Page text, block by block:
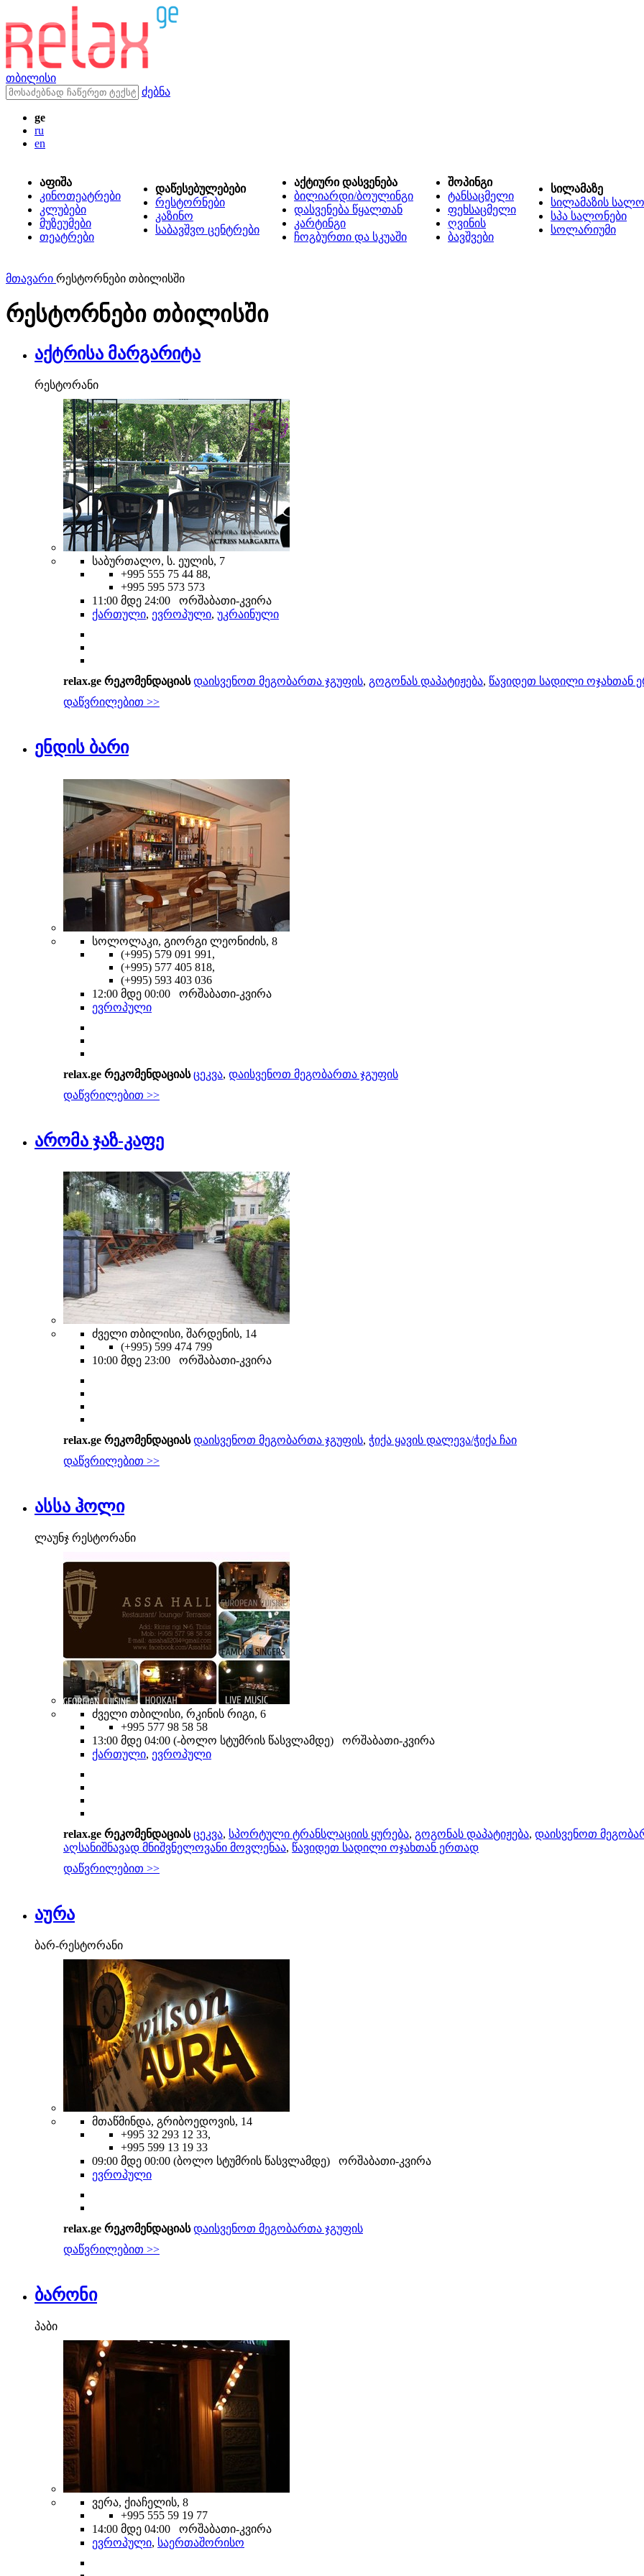
თბილისი
ძებნა
ge
ru
en
აფიშა
კინოთეატრები
კლუბები
მუზეუმები
თეატრები
დაწესებულებები
რესტორნები
კაზინო
საბავშვო ცენტრები
აქტიური დასვენება
ბილიარდი/ბოულინგი
დასვენება წყალთან
კარტინგი
ჩოგბურთი და სკუაში
შოპინგი
ტანსაცმელი
ფეხსაცმელი
ღვინის
ბავშვები
სილამაზე
სილამაზის
სპა სალონები
სოლარიუმი
მთავარი რესტორნები თბილისში
რესტორნები თბილისში
აქტრისა მარგარიტა
რესტორანი
საბურთალო, ს. ეულის, 7
+995 555 75 44 88,
+995 595 573 573
11:00 მდე 24:00 ორშაბათი-კვირა
ქართული, ევროპული, უკრაინული
relax.ge რეკომენდაციას დაისვენოთ მეგობართა ჯგუფის, გოგონას დაპატიჟება, წავიდეთ სადილი ოჯახთან
დაწვრილებით >>
ენდის ბარი
სოლოლაკი, გიორგი ლეონიძის, 8
(+995) 579 091 991,
(+995) 577 405 818,
(+995) 593 403 036
12:00 მდე 00:00 ორშაბათი-კვირა
ევროპული
relax.ge რეკომენდაციას ცეკვა, დაისვენოთ მეგობართა ჯგუფის
დაწვრილებით >>
არომა ჯაზ-კაფე
ძველი თბილისი, შარდენის, 14
(+995) 599 474 799
10:00 მდე 23:00 ორშაბათი-კვირა
relax.ge რეკომენდაციას დაისვენოთ მეგობართა ჯგუფის, ჭიქა ყავის დალევა/ჭიქა ჩაი
დაწვრილებით >>
ასსა ჰოლი
ლაუნჯ რესტორანი
ძველი თბილისი, რკინის რიგი, 6
+995 577 98 58 58
13:00 მდე 04:00 (-ბოლო სტუმრის წასვლამდე) ორშაბათი-კვირა
ქართული, ევროპული
relax.ge რეკომენდაციას ცეკვა, სპორტული ტრანსლაციის ყურება, გოგონას დაპატიჟება, დაისვენოთ
აღსანიშნავად მნიშვნელოვანი მოვლენაა, წავიდეთ სადილი ოჯახთან ერთად
დაწვრილებით >>
აურა
ბარ-რესტორანი
მთაწმინდა, გრიბოედოვის, 14
+995 32 293 12 33,
+995 599 13 19 33
09:00 მდე 00:00 (ბოლო სტუმრის წასვლამდე) ორშაბათი-კვირა
ევროპული
relax.ge რეკომენდაციას დაისვენოთ მეგობართა ჯგუფის
დაწვრილებით >>
ბარონი
პაბი
ვერა, ქიაჩელის, 8
+995 555 59 19 77
14:00 მდე 04:00 ორშაბათი-კვირა
ევროპული, საერთაშორისო